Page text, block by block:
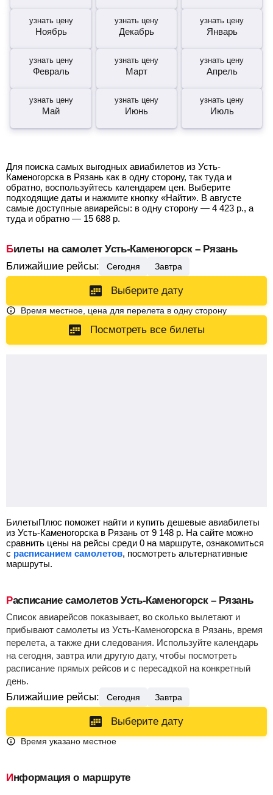
узнать цену
Ноябрь
узнать цену
Декабрь
узнать цену
Январь
узнать цену
Февраль
узнать цену
Март
узнать цену
Апрель
узнать цену
Май
узнать цену
Июнь
узнать цену
Июль
Для поиска самых выгодных авиабилетов из Усть-
Каменогорска в Рязань как в одну сторону, так туда и
обратно, воспользуйтесь календарем цен. Выберите
подходящие даты и нажмите кнопку «Найти». В августе
самые доступные авиарейсы: в одну сторону — 4 423 р., а
туда и обратно — 15 688 р.
Билеты на самолет Усть-Каменогорск – Рязань
Ближайшие рейсы:
Сегодня Завтра
Выберите дату
Время местное, цена для перелета в одну сторону
Посмотреть все билеты
БилетыПлюс поможет найти и купить дешевые авиабилеты
из Усть-Каменогорска в Рязань от 9 148 р. На сайте можно
сравнить цены на рейсы среди 0 на маршруте, ознакомиться
с расписанием самолетов, посмотреть альтернативные
маршруты.
Расписание самолетов Усть-Каменогорск – Рязань
Список авиарейсов показывает, во сколько вылетают и
прибывают самолеты из Усть-Каменогорска в Рязань, время
перелета, а также дни следования. Используйте календарь
на сегодня, завтра или другую дату, чтобы посмотреть
расписание прямых рейсов и с пересадкой на конкретный
день.
Ближайшие рейсы: Сегодня Завтра
Выберите дату
Время указано местное
Информация о маршруте